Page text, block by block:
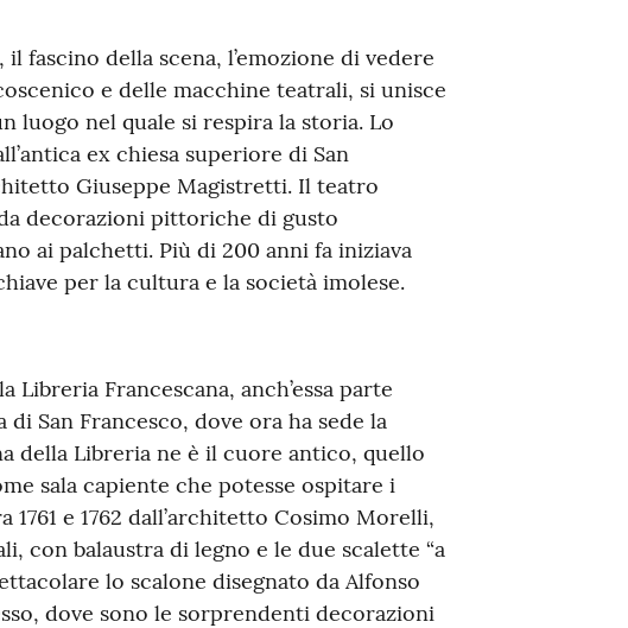
fascino della scena, l’emozione di vedere
e delle macchine teatrali, si unisce
luogo nel quale si respira la storia. Lo
ex chiesa superiore di San
Giuseppe Magistretti. Il teatro
decorazioni pittoriche di gusto
ai palchetti. Più di 200 anni fa iniziava
per la cultura e la società imolese.
Libreria Francescana, anch’essa parte
San Francesco, dove ora ha sede la
della Libreria ne è il cuore antico, quello
sala capiente che potesse ospitare i
e 1762 dall’architetto Cosimo Morelli,
con balaustra di legno e le due scalette “a
lo scalone disegnato da Alfonso
dove sono le sorprendenti decorazioni